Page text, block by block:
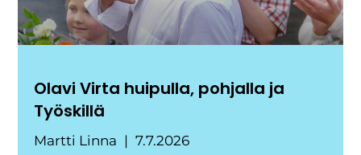
Olavi Virta huipulla, pohjalla ja
Työskillä
Martti Linna 7.7.2026